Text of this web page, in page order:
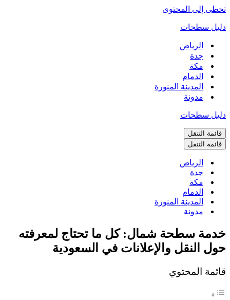
تخطى إلى المحتوى
دليل سطحات
الرياض
جدة
مكة
الدمام
المدينة المنورة
مدونة
دليل سطحات
قائمة التنقل
قائمة التنقل
الرياض
جدة
مكة
الدمام
المدينة المنورة
مدونة
خدمة سطحة شمال: كل ما تحتاج لمعرفته
حول النقل والإعلانات في السعودية
قائمة المحتوي